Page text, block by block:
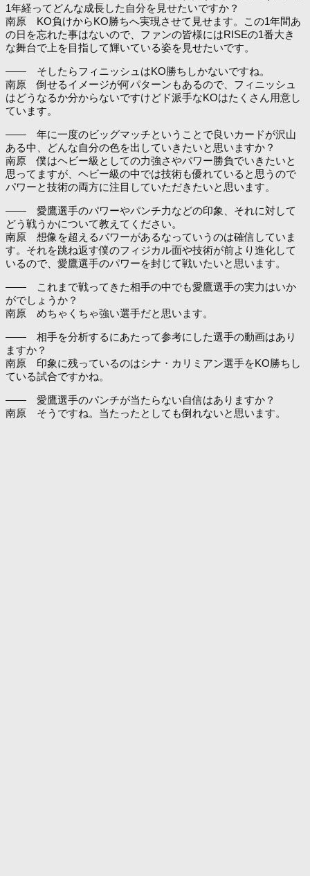
1年経ってどんな成長した自分を見せたいですか？
南原 KO負けからKO勝ちへ実現させて見せます。この1年間あ
の日を忘れた事はないので、ファンの皆様にはRISEの1番大き
な舞台で上を目指して輝いている姿を見せたいです。
―― そしたらフィニッシュはKO勝ちしかないですね。
南原 倒せるイメージが何パターンもあるので、フィニッシュ
はどうなるか分からないですけどド派手なKOはたくさん用意し
ています。
―― 年に一度のビッグマッチということで良いカードが沢山
ある中、どんな自分の色を出していきたいと思いますか？
南原 僕はヘビー級としての力強さやパワー勝負でいきたいと
思ってますが、ヘビー級の中では技術も優れていると思うので
パワーと技術の両方に注目していただきたいと思います。
―― 愛鷹選手のパワーやパンチ力などの印象、それに対して
どう戦うかについて教えてください。
南原 想像を超えるパワーがあるなっていうのは確信していま
す。それを跳ね返す僕のフィジカル面や技術が前より進化して
いるので、愛鷹選手のパワーを封じて戦いたいと思います。
―― これまで戦ってきた相手の中でも愛鷹選手の実力はいか
がでしょうか？
南原 めちゃくちゃ強い選手だと思います。
―― 相手を分析するにあたって参考にした選手の動画はあり
ますか？
南原 印象に残っているのはシナ・カリミアン選手をKO勝ちし
ている試合ですかね。
―― 愛鷹選手のパンチが当たらない自信はありますか？
南原 そうですね。当たったとしても倒れないと思います。